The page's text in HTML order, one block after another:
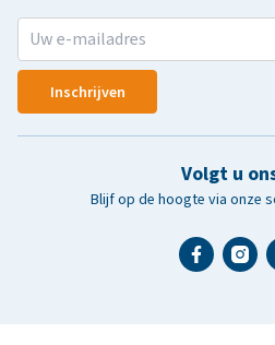
Inschrijven
Volgt u
Blijf op de hoogte via onze